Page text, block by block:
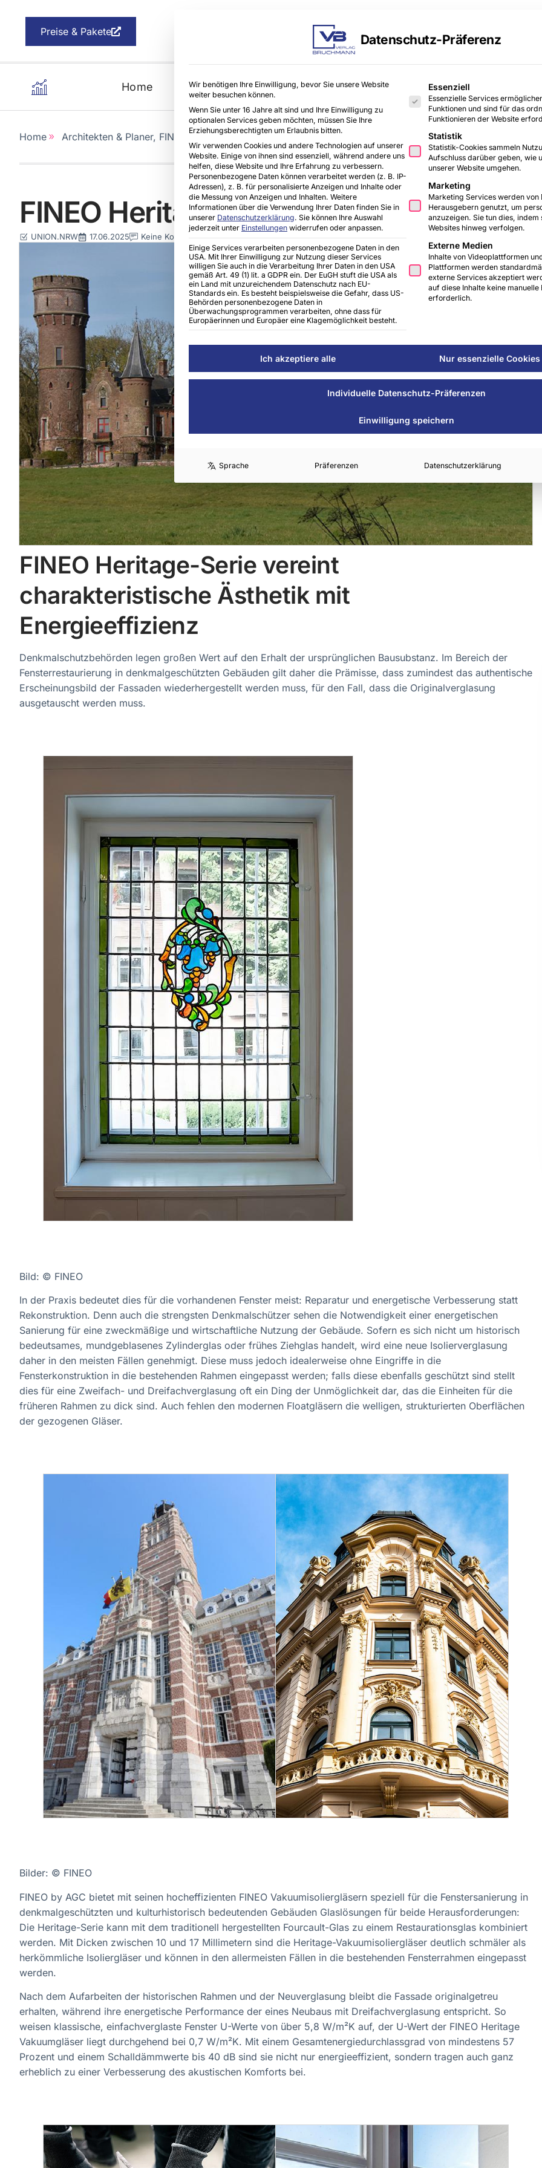
Preise & Pakete
Home Kommunen Architekten & Planer Fachhandwerker
Home Architekten & Planer, FINEO ,Lifestyle
FINEO Heritage-Serie
UNION.NRW 17.06.2025 Keine Kommentare
FINEO Heritage-Serie vereint
charakteristische Ästhetik mit
Energieeffizienz
Denkmalschutzbehörden legen großen Wert auf den Erhalt der ursprünglichen Bausubstanz. Im Bereich der
Fensterrestaurierung in denkmalgeschützten Gebäuden gilt daher die Prämisse, dass zumindest das authentische
Erscheinungsbild der Fassaden wiederhergestellt werden muss, für den Fall, dass die Originalverglasung
ausgetauscht werden muss.
Bild: © FINEO
In der Praxis bedeutet dies für die vorhandenen Fenster meist: Reparatur und energetische Verbesserung statt
Rekonstruktion. Denn auch die strengsten Denkmalschützer sehen die Notwendigkeit einer energetischen
Sanierung für eine zweckmäßige und wirtschaftliche Nutzung der Gebäude. Sofern es sich nicht um historisch
bedeutsames, mundgeblasenes Zylinderglas oder frühes Ziehglas handelt, wird eine neue Isolierverglasung
daher in den meisten Fällen genehmigt. Diese muss jedoch idealerweise ohne Eingriffe in die
Fensterkonstruktion in die bestehenden Rahmen eingepasst werden; falls diese ebenfalls geschützt sind stellt
dies für eine Zweifach- und Dreifachverglasung oft ein Ding der Unmöglichkeit dar, das die Einheiten für die
früheren Rahmen zu dick sind. Auch fehlen den modernen Floatgläsern die welligen, strukturierten Oberflächen
der gezogenen Gläser.
Bilder: © FINEO
FINEO by AGC bietet mit seinen hocheffizienten FINEO Vakuumisoliergläsern speziell für die Fenstersanierung in
denkmalgeschützten und kulturhistorisch bedeutenden Gebäuden Glaslösungen für beide Herausforderungen:
Die Heritage-Serie kann mit dem traditionell hergestellten Fourcault-Glas zu einem Restaurationsglas kombiniert
werden. Mit Dicken zwischen 10 und 17 Millimetern sind die Heritage-Vakuumisoliergläser deutlich schmäler als
herkömmliche Isoliergläser und können in den allermeisten Fällen in die bestehenden Fensterrahmen eingepasst
werden.
Nach dem Aufarbeiten der historischen Rahmen und der Neuverglasung bleibt die Fassade originalgetreu
erhalten, während ihre energetische Performance der eines Neubaus mit Dreifachverglasung entspricht. So
weisen klassische, einfachverglaste Fenster U-Werte von über 5,8 W/m²K auf, der U-Wert der FINEO Heritage
Vakuumgläser liegt durchgehend bei 0,7 W/m²K. Mit einem Gesamtenergiedurchlassgrad von mindestens 57
Prozent und einem Schalldämmwerte bis 40 dB sind sie nicht nur energieeffizient, sondern tragen auch ganz
erheblich zu einer Verbesserung des akustischen Komforts bei.
Datenschutz-Präferenz
Wir benötigen Ihre Einwilligung, bevor Sie unsere Website
weiter besuchen können.
Wenn Sie unter 16 Jahre alt sind und Ihre Einwilligung zu
optionalen Services geben möchten, müssen Sie Ihre
Erziehungsberechtigten um Erlaubnis bitten.
Wir verwenden Cookies und andere Technologien auf unserer
Website. Einige von ihnen sind essenziell, während andere uns
helfen, diese Website und Ihre Erfahrung zu verbessern.
Personenbezogene Daten können verarbeitet werden (z. B. IP-
Adressen), z. B. für personalisierte Anzeigen und Inhalte oder
die Messung von Anzeigen und Inhalten. Weitere
Informationen über die Verwendung Ihrer Daten finden Sie in
unserer Datenschutzerklärung. Sie können Ihre Auswahl
jederzeit unter Einstellungen widerrufen oder anpassen.
Einige Services verarbeiten personenbezogene Daten in den
USA. Mit Ihrer Einwilligung zur Nutzung dieser Services
willigen Sie auch in die Verarbeitung Ihrer Daten in den USA
gemäß Art. 49 (1) lit. a GDPR ein. Der EuGH stuft die USA als
ein Land mit unzureichendem Datenschutz nach EU-
Standards ein. Es besteht beispielsweise die Gefahr, dass US-
Behörden personenbezogene Daten in
Überwachungsprogrammen verarbeiten, ohne dass für
Europäerinnen und Europäer eine Klagemöglichkeit besteht.
Es folgt eine Liste der
Essenziell
Essenzielle Services
Funktionen und sind für das
Funktionieren der Website
Statistik
Statistik-Cookies sammeln
Aufschluss darüber geben, wie
unserer Website umgehen.
Marketing
Marketing Services werden
Herausgebern genutzt, um
anzuzeigen. Sie tun dies, indem
Websites hinweg verfolgen.
Externe Medien
Inhalte von Videoplattformen
Plattformen werden
externe Services akzeptiert
auf diese Inhalte keine
erforderlich.
Ich akzeptiere alle Nur essenzielle
Individuelle Datenschutz-Präferenzen
Einwilligung speichern
Sprache Präferenzen Datenschutzerklärung